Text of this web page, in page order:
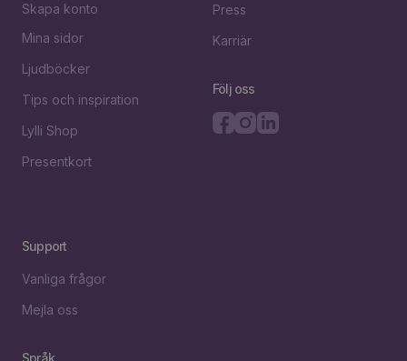
Skapa konto
Mina sidor
Ljudböcker
Tips och inspiration
Lylli Shop
Presentkort
Press
Karriär
Följ oss
Support
Vanliga frågor
Mejla oss